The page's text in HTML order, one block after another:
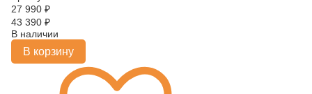
27 990 ₽
43 390 ₽
В наличии
В корзину